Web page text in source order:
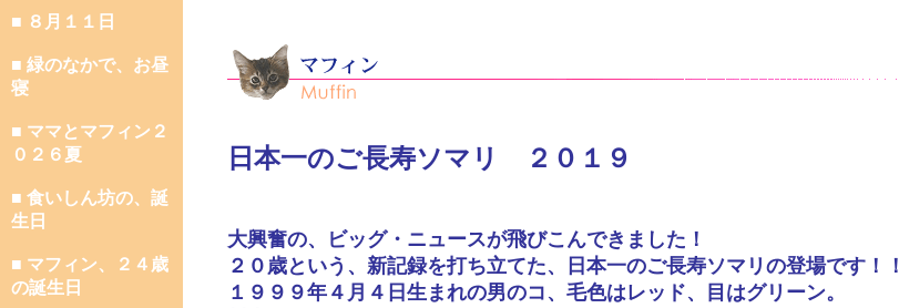
■ ８月１１日
■ 緑のなかで、お昼
寝
■ ママとマフィン２
０２６夏
■ 食いしん坊の、誕
生日
■ マフィン、２４歳
の誕生日
日本一のご長寿ソマリ ２０１９
大興奮の、ビッグ・ニュースが飛びこんできました！
２０歳という、新記録を打ち立てた、日本一のご長寿ソマリの登場です！！
１９９９年４月４日生まれの男のコ、毛色はレッド、目はグリーン。